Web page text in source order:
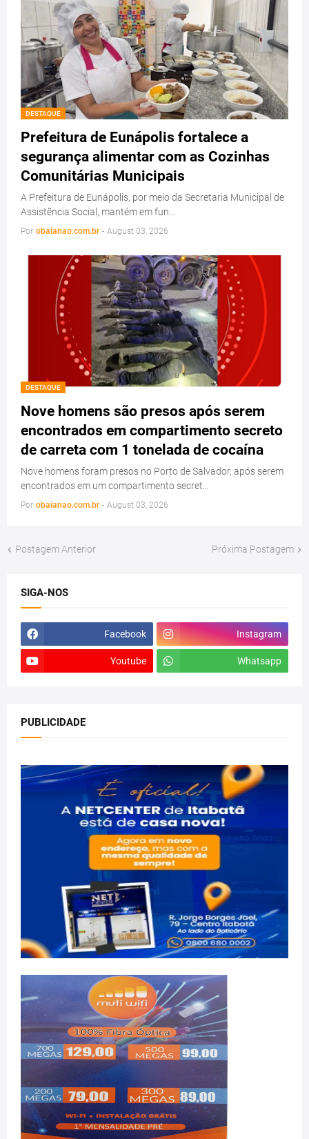
DESTAQUE
Prefeitura de Eunápolis fortalece a
segurança alimentar com as Cozinhas
Comunitárias Municipais
A Prefeitura de Eunápolis, por meio da Secretaria Municipal de
Assistência Social, mantém em fun…
Por obaianao.com.br - August 03, 2026
DESTAQUE
Nove homens são presos após serem
encontrados em compartimento secreto
de carreta com 1 tonelada de cocaína
Nove homens foram presos no Porto de Salvador, após serem
encontrados em um compartimento secret…
Por obaianao.com.br - August 03, 2026
Postagem Anterior Próxima Postagem
SIGA-NOS
Facebook Instagram
Youtube Whatsapp
PUBLICIDADE